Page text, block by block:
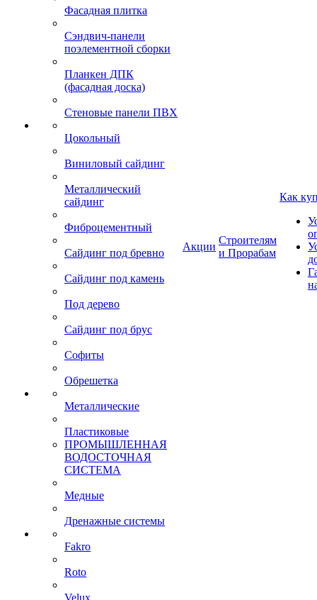
Фасадная плитка
Сэндвич-панели
поэлементной сборки
Планкен ДПК
(фасадная доска)
Стеновые панели ПВХ
Цокольный
Виниловый сайдинг
Металлический
сайдинг
Фиброцементный
Сайдинг под бревно
Сайдинг под камень
Под дерево
Сайдинг под брус
Софиты
Обрешетка
Металлические
Пластиковые
ПРОМЫШЛЕННАЯ
ВОДОСТОЧНАЯ
СИСТЕМА
Медные
Дренажные системы
Fakro
Roto
Velux
Акции
Строителям
и Прорабам
Как